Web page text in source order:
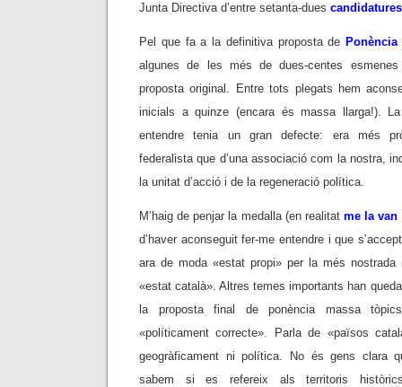
Junta Directiva d’entre setanta-dues candidatures
Pel que fa a la definitiva proposta de
algunes de les més de dues-centes
proposta original. Entre tots plegats hem
inicials a quinze (encara és massa llarga!).
entendre tenia un gran defecte: era més
federalista que d’una associació com la nostra,
la unitat d’acció i de la regeneració política.
M’haig de penjar la medalla (en realitatme la van
d’haver aconseguit fer-me entendre i que
ara de moda «estat propi» per la més
«estat català». Altres temes importants han
la proposta final de ponència massa
«políticament correcte». Parla de «països
geogràficament ni política. No és gens clara
sabem si es refereix als territoris